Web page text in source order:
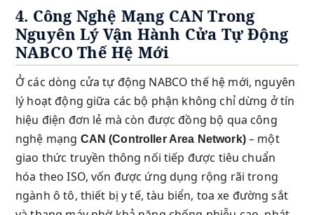
4. Công Nghệ Mạng CAN Trong
Nguyên Lý Vận Hành Cửa Tự Động
NABCO Thế Hệ Mới
Ở các dòng cửa tự động NABCO thế hệ mới, nguyên
lý hoạt động giữa các bộ phận không chỉ dừng ở tín
hiệu điện đơn lẻ mà còn được đồng bộ qua công
nghệ mạng CAN (Controller Area Network)– một
giao thức truyền thông nối tiếp được tiêu chuẩn
hóa theo ISO, vốn được ứng dụng rộng rãi trong
ngành ô tô, thiết bị y tế, tàu biển, toa xe đường sắt